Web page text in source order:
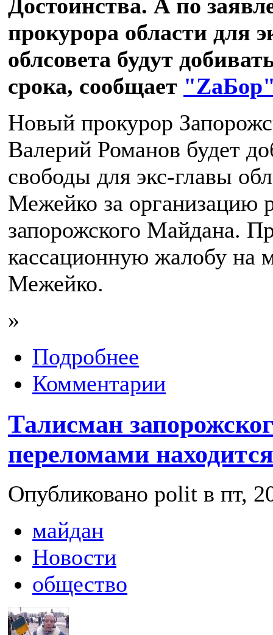
Достоинства. А по
прокурора области для
облсовета будут
срока, сообщает
Новый прокурор
Валерий Романов будет
свободы для экс-главы
Межейко за организацию
запорожского Майдана.
кассационную жалобу на
Межейко.
»
Подробнее
Комментарии
Талисман
переломами
Опубликовано polit в пт,
майдан
Новости
общество